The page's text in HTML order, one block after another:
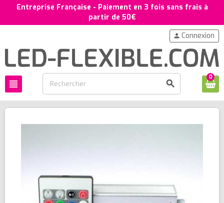
Entreprise Française - Paiement en 3 fois sans frais à
partir de 50€
view_headline search
person Connexion
0